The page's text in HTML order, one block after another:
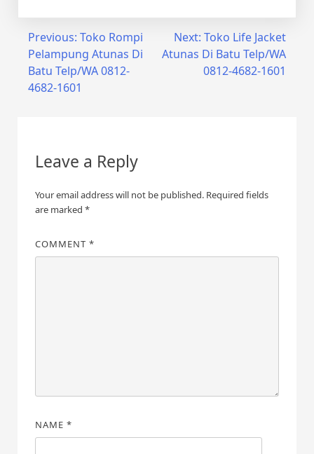
Post
navigation
Previous: Toko Rompi
Pelampung Atunas Di
Batu Telp/WA 0812-
4682-1601
Next: Toko Life Jacket
Atunas Di Batu Telp/WA
0812-4682-1601
Leave a Reply
Your email address will not be published. Required fields
are marked *
COMMENT *
NAME *